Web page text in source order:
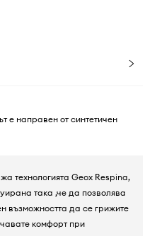
е направен от синтетичен
технологията Geox Respina,
така ,че да позволява
възможността да се грижите
комфорт при